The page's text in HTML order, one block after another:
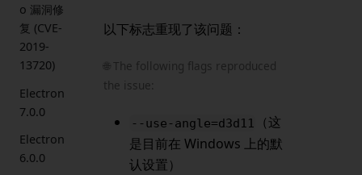
o 漏洞修
复 (CVE-
2019-
13720)
Electron
7.0.0
Electron
6.0.0
以下标志重现了该问题：
🌐 The following flags reproduced
the issue:
--use-angle=d3d11
（这
是目前在 Windows 上的默
认设置）